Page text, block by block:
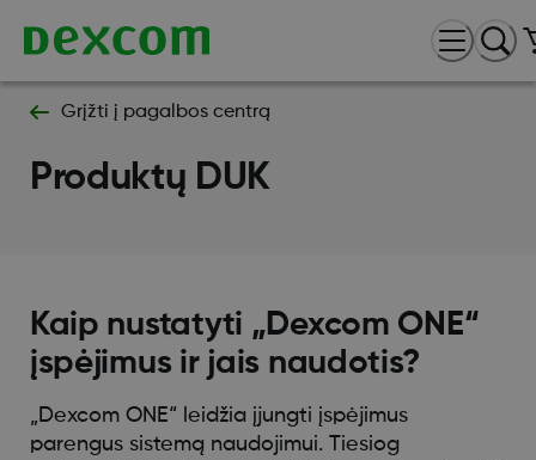
Grįžti į pagalbos centrą
Produktų DUK
Kaip nustatyti „Dexcom ONE“
įspėjimus ir jais naudotis?
„Dexcom ONE“ leidžia įjungti įspėjimus
parengus sistemą naudojimui. Tiesiog